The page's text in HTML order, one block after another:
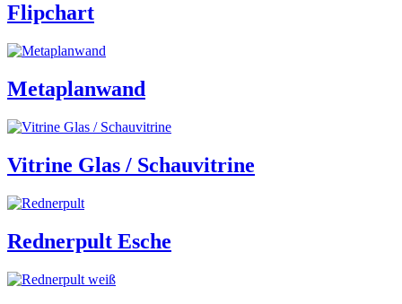
Flipchart
Metaplanwand
Vitrine Glas / Schauvitrine
Rednerpult Esche